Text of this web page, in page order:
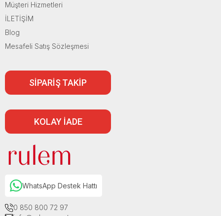
Müşteri Hizmetleri
İLETİŞİM
Blog
Mesafeli Satış Sözleşmesi
SİPARİŞ TAKİP
KOLAY İADE
WhatsApp Destek Hattı
0 850 800 72 97